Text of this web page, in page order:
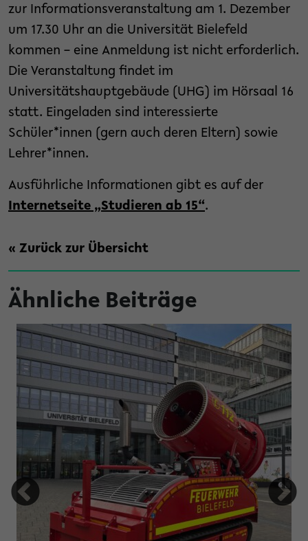
zur Informationsveranstaltung am 1. Dezember
um 17.30 Uhr an die Universität Bielefeld
kommen – eine Anmeldung ist nicht erforderlich.
Die Veranstaltung findet im
Universitätshauptgebäude (UHG) im Hörsaal 16
statt. Eingeladen sind interessierte
Schüler*innen (gern auch deren Eltern) sowie
Lehrer*innen.
Ausführliche Informationen gibt es auf der
Internetseite „Studieren ab 15“.
« Zurück zur Übersicht
Ähnliche Beiträge
ergattern